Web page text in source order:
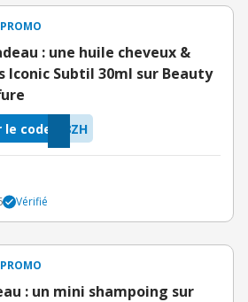
: une huile cheveux &
Iconic Subtil 30ml sur Beauty
8ZH
le code
Vérifié
: un mini shampoing sur